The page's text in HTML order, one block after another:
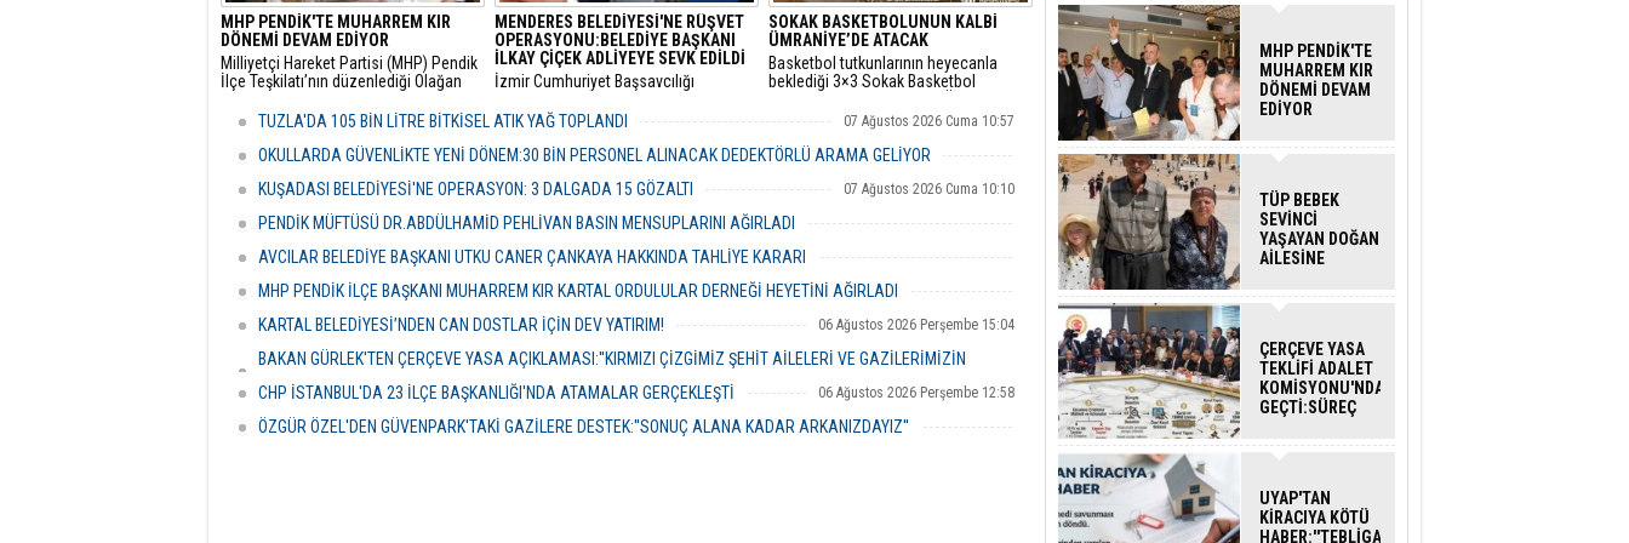
MHP PENDİK'TE MUHARREM KIR
DÖNEMİ DEVAM EDİYOR
​Milliyetçi Hareket Partisi (MHP) Pendik
İlçe Teşkilatı’nın düzenlediği Olağan
Kır, delegelerin desteğini alarak
MENDERES BELEDİYESİ'NE RÜŞVET
OPERASYONU:BELEDİYE BAŞKANI
İLKAY ÇİÇEK ADLİYEYE SEVK EDİLDİ
​İzmir Cumhuriyet Başsavcılığı
soruşturması kapsamında gözaltına
Çiçek’in de aralarında bulunduğu 16
SOKAK BASKETBOLUNUN KALBİ
ÜMRANİYE’DE ATACAK
Basketbol tutkunlarının heyecanla
beklediği 3×3 Sokak Basketbol
Santral Etkinlik Alanı’nda
gerçekleştirilecek.
TUZLA'DA 105 BİN LİTRE BİTKİSEL ATIK YAĞ TOPLANDI 07 Ağustos 2026 Cuma 10:57
OKULLARDA GÜVENLİKTE YENİ DÖNEM:30 BİN PERSONEL ALINACAK DEDEKTÖRLÜ ARAMA GELİYOR
07 Ağustos 2026 Cuma 10:18
KUŞADASI BELEDİYESİ'NE OPERASYON: 3 DALGADA 15 GÖZALTI 07 Ağustos 2026 Cuma 10:10
PENDİK MÜFTÜSÜ DR.ABDÜLHAMİD PEHLİVAN BASIN MENSUPLARINI AĞIRLADI
AVCILAR BELEDİYE BAŞKANI UTKU CANER ÇANKAYA HAKKINDA TAHLİYE KARARI
06 Ağustos 2026 Perşembe 18:26
MHP PENDİK İLÇE BAŞKANI MUHARREM KIR KARTAL ORDULULAR DERNEĞİ HEYETİNİ AĞIRLADI
06 Ağustos 2026 Perşembe 17:56
KARTAL BELEDİYESİ’NDEN CAN DOSTLAR İÇİN DEV YATIRIM! 06 Ağustos 2026 Perşembe 15:04
BAKAN GÜRLEK'TEN ÇERÇEVE YASA AÇIKLAMASI:''KIRMIZI ÇİZGİMİZ ŞEHİT AİLELERİ VE GAZİLERİMİZİN
HASSASİYETİDİR''
CHP İSTANBUL'DA 23 İLÇE BAŞKANLIĞI'NDA ATAMALAR GERÇEKLEŞTİ 06 Ağustos 2026 Perşembe 12:58
ÖZGÜR ÖZEL'DEN GÜVENPARK'TAKİ GAZİLERE DESTEK:''SONUÇ ALANA KADAR ARKANIZDAYIZ''
MHP PENDİK'TE
MUHARREM KIR
DÖNEMİ DEVAM
EDİYOR
TÜP BEBEK
SEVİNCİ
YAŞAYAN DOĞAN
AİLESİNE
DESTEĞİ
ÇERÇEVE YASA
TEKLİFİ ADALET
KOMİSYONU'NDAN
GEÇTİ:SÜREÇ
İŞLEYECEK?
UYAP'TAN
KİRACIYA KÖTÜ
HABER:''TEBLİGAT